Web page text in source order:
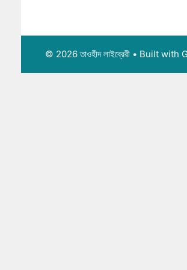
© 2026 তাওহীদ লাইব্রেরী • Built with